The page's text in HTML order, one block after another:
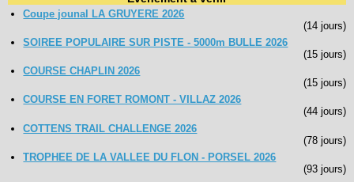
Coupe jounal LA GRUYERE 2026
(14 jours)
SOIREE POPULAIRE SUR PISTE - 5000m BULLE 2026
(15 jours)
COURSE CHAPLIN 2026
(15 jours)
COURSE EN FORET ROMONT - VILLAZ 2026
(44 jours)
COTTENS TRAIL CHALLENGE 2026
(78 jours)
TROPHEE DE LA VALLEE DU FLON - PORSEL 2026
(93 jours)